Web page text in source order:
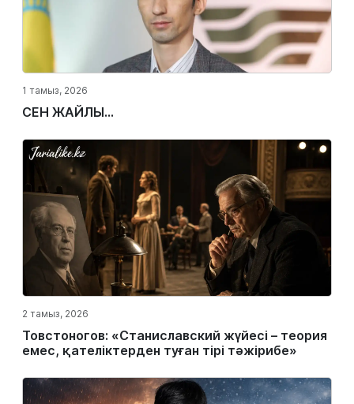
1 тамыз, 2026
СЕН ЖАЙЛЫ...
2 тамыз, 2026
Товстоногов: «Станиславский жүйесі – теория
емес, қателіктерден туған тірі тәжірибе»